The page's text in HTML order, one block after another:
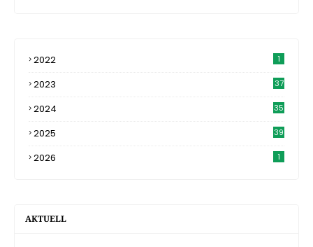
2022 1
2023 37
2024 35
2025 39
2026 1
AKTUELL